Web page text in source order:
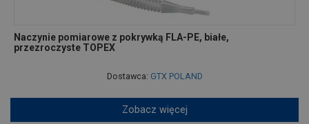
Naczynie pomiarowe z pokrywką FLA-PE, białe,
przezroczyste TOPEX
Dostawca: GTX POLAND
Zobacz więcej